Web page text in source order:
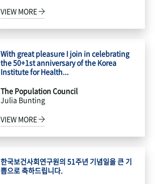
VIEW MORE
With great pleasure I join in celebrating
the 50+1st anniversary of the Korea
Institute for Health...
The Population Council
Julia Bunting
VIEW MORE
한국보건사회연구원의 51주년 기념일을 큰 기
쁨으로 축하드립니다.